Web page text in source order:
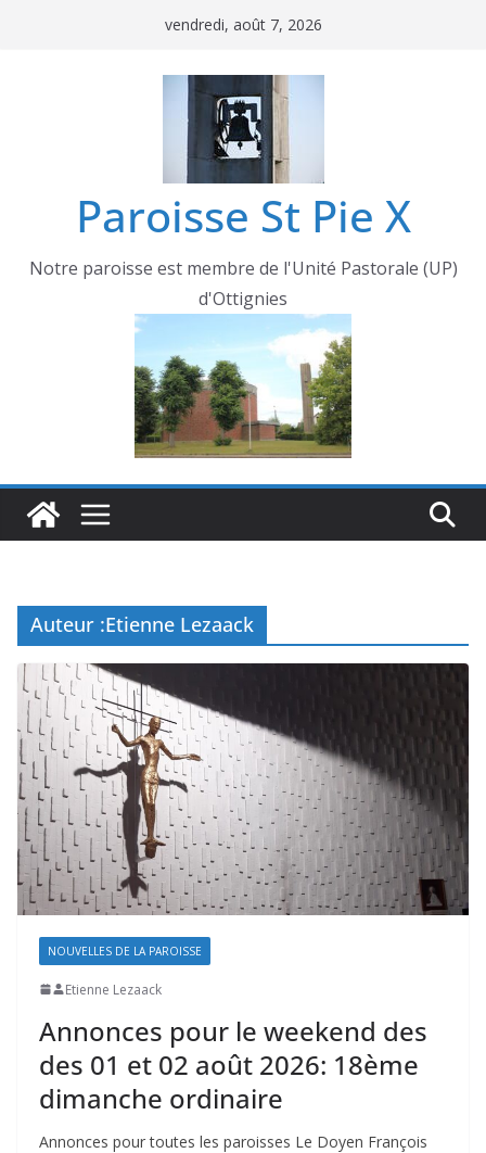
vendredi, août 7, 2026
Paroisse St Pie X
Notre paroisse est membre de l'Unité Pastorale (UP)
d'Ottignies
Auteur :Etienne Lezaack
NOUVELLES DE LA PAROISSE
Etienne Lezaack
Annonces pour le weekend des
des 01 et 02 août 2026: 18ème
dimanche ordinaire
Annonces pour toutes les paroisses Le Doyen François